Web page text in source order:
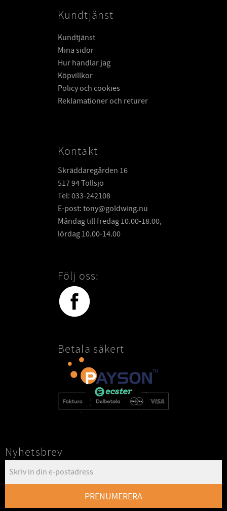
Kundtjänst
Kundtjänst
Mina sidor
Hur handlar jag
Köpvillkor
Policy och cookies
Reklamationer och returer
Kontakt
Skräddaregården 16
517 94 Töllsjö
Tel: 033-242108
E-post: tony@goldwing.nu
Måndag till fredag 10.00-18.00,
lördag 10.00-14.00
Följ oss:
Betala säkert
Nyhetsbrev
PRENUMERERA